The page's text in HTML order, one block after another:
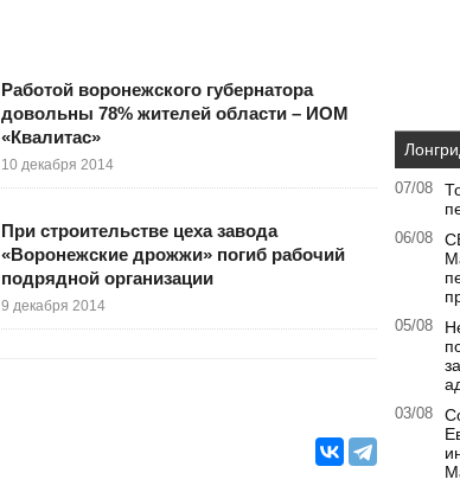
Работой воронежского губернатора
довольны 78% жителей области – ИОМ
«Квалитас»
10 декабря 2014
При строительстве цеха завода
«Воронежские дрожжи» погиб рабочий
подрядной организации
9 декабря 2014
07/08
06/08
05/08
03/08